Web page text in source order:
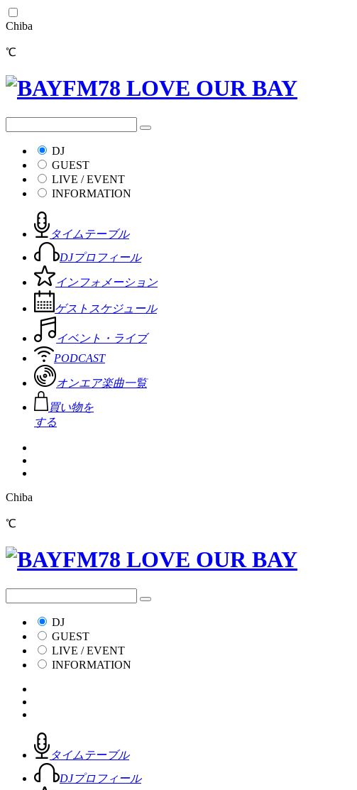
Chiba
℃
DJ
GUEST
LIVE / EVENT
INFORMATION
タイムテーブル
DJプロフィール
インフォメーション
ゲストスケジュール
イベント・ライブ
PODCAST
オンエア楽曲一覧
買い物を
する
Chiba
℃
DJ
GUEST
LIVE / EVENT
INFORMATION
タイムテーブル
DJプロフィール